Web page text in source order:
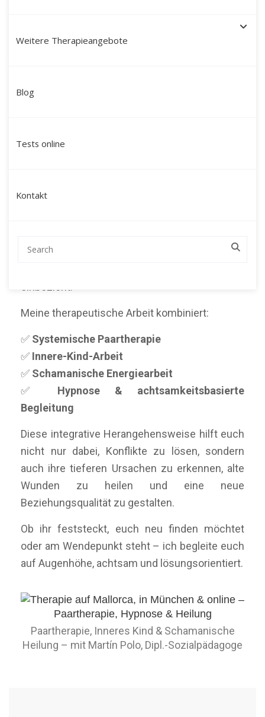
Weitere Therapieangebote
Blog
Tests online
Kontakt
Martín Polo – Mein Ansatz:
Sozialpädagoge, Therapeut und Schamane mit
herausfordernde Lebensphasen – mit einem
Meine therapeutische Arbeit kombiniert:
✅ Systemische Paartherapie
✅ Innere-Kind-Arbeit
✅ Schamanische Energiearbeit
✅ Hypnose & achtsamkeitsbasierte
Begleitung
Diese integrative Herangehensweise hilft euch
nicht nur dabei, Konflikte zu lösen, sondern
auch ihre tieferen Ursachen zu erkennen, alte
Wunden zu heilen und eine neue
Beziehungsqualität zu gestalten.
Ob ihr feststeckt, euch neu finden möchtet
oder am Wendepunkt steht – ich begleite euch
auf Augenhöhe, achtsam und lösungsorientiert.
Paartherapie, Inneres Kind & Schamanische
Heilung – mit Martín Polo, Dipl.-Sozialpädagoge